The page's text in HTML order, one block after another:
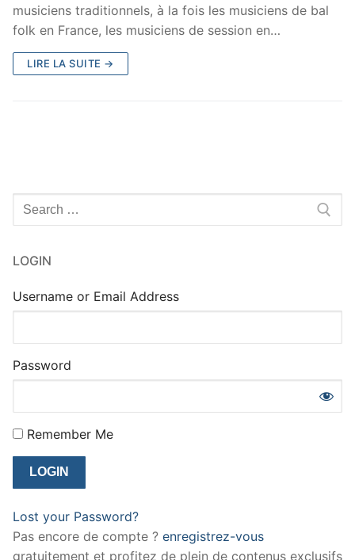
musiciens traditionnels, à la fois les musiciens de bal
folk en France, les musiciens de session en…
LIRE LA SUITE →
Rechercher
:
LOGIN
Username or Email Address
Password
Remember Me
Lost your Password?
Pas encore de compte ? enregistrez-vous
gratuitement et profitez de plein de contenus exclusifs